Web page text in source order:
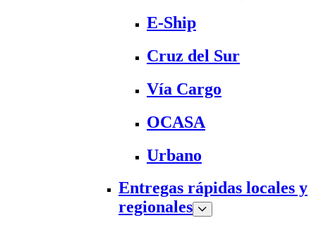
E-Ship
Cruz del Sur
Vía Cargo
OCASA
Urbano
Entregas rápidas locales y
regionales